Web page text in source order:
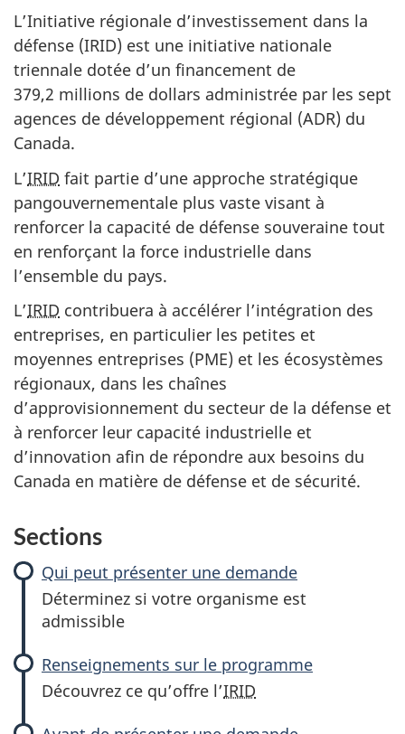
L’Initiative régionale d’investissement dans la
défense (IRID) est une initiative nationale
triennale dotée d’un financement de
379,2 millions de dollars administrée par les sept
agences de développement régional (ADR) du
Canada.
L’IRID fait partie d’une approche stratégique
pangouvernementale plus vaste visant à
renforcer la capacité de défense souveraine tout
en renforçant la force industrielle dans
l’ensemble du pays.
L’IRID contribuera à accélérer l’intégration des
entreprises, en particulier les petites et
moyennes entreprises (PME) et les écosystèmes
régionaux, dans les chaînes
d’approvisionnement du secteur de la défense et
à renforcer leur capacité industrielle et
d’innovation afin de répondre aux besoins du
Canada en matière de défense et de sécurité.
Sections
Qui peut présenter une demande
Déterminez si votre organisme est
admissible
Renseignements sur le programme
Découvrez ce qu’offre l’IRID